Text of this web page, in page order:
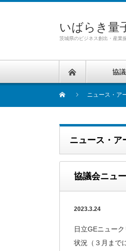
いばらき量
茨城県のビジネス創出・産業
協
ニュース・ア
ニュース・ア
協議会ニュ
2023.3.24
日立GEニュー
状況（３月まで